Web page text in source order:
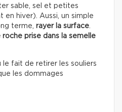
sable, sel et petites
en hiver). Aussi, un simple
terme, rayer la surface
prise dans la semelle
le fait de retirer les souliers
les dommages